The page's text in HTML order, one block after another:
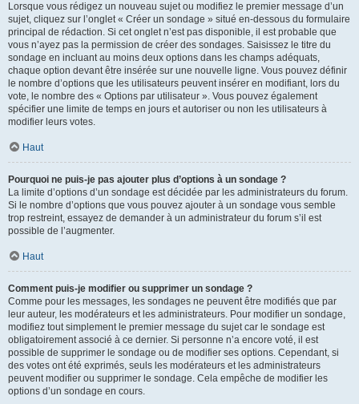
Lorsque vous rédigez un nouveau sujet ou modifiez le premier message d’un
sujet, cliquez sur l’onglet « Créer un sondage » situé en-dessous du formulaire
principal de rédaction. Si cet onglet n’est pas disponible, il est probable que
vous n’ayez pas la permission de créer des sondages. Saisissez le titre du
sondage en incluant au moins deux options dans les champs adéquats,
chaque option devant être insérée sur une nouvelle ligne. Vous pouvez définir
le nombre d’options que les utilisateurs peuvent insérer en modifiant, lors du
vote, le nombre des « Options par utilisateur ». Vous pouvez également
spécifier une limite de temps en jours et autoriser ou non les utilisateurs à
modifier leurs votes.
Haut
Pourquoi ne puis-je pas ajouter plus d’options à un sondage ?
La limite d’options d’un sondage est décidée par les administrateurs du forum.
Si le nombre d’options que vous pouvez ajouter à un sondage vous semble
trop restreint, essayez de demander à un administrateur du forum s’il est
possible de l’augmenter.
Haut
Comment puis-je modifier ou supprimer un sondage ?
Comme pour les messages, les sondages ne peuvent être modifiés que par
leur auteur, les modérateurs et les administrateurs. Pour modifier un sondage,
modifiez tout simplement le premier message du sujet car le sondage est
obligatoirement associé à ce dernier. Si personne n’a encore voté, il est
possible de supprimer le sondage ou de modifier ses options. Cependant, si
des votes ont été exprimés, seuls les modérateurs et les administrateurs
peuvent modifier ou supprimer le sondage. Cela empêche de modifier les
options d’un sondage en cours.